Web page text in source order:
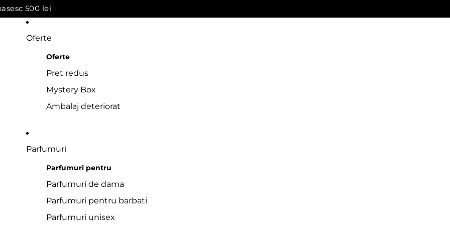
500 lei
Oferte
Oferte
Pret redus
Mystery Box
Ambalaj deteriorat
Parfumuri
Parfumuri pentru
Parfumuri de dama
Parfumuri pentru barbati
Parfumuri unisex